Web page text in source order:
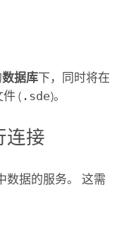
数据库下，同时将在
( .sde)。
接
数据的服务。 这需